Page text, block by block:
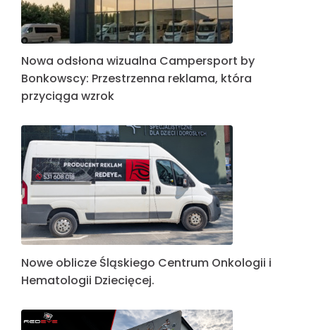
Nowa odsłona wizualna Campersport by
Bonkowscy: Przestrzenna reklama, która
przyciąga wzrok
Nowe oblicze Śląskiego Centrum Onkologii i
Hematologii Dziecięcej.